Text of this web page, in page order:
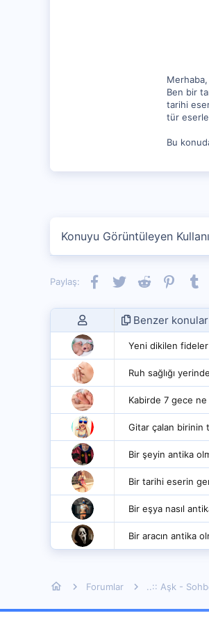
Merhaba,
Ben bir
tarihi
tür
Bu
Konuyu Görüntüleyen
Paylaş: Facebook
TwitterReddit
Benzer konular
Yeni dikilen
Ruh sağlığı
Kabirde 7 gece
Gitar çalan birinin
Bir şeyin antika
Bir tarihi eserin
Bir eşya nasıl
Bir aracın antika
Forumlar ..:: Aşk -